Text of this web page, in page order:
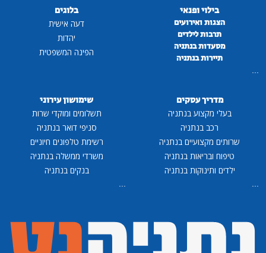
בילוי ופנאי
הצגות ואירועים
תרבות לילדים
מסעדות בנתניה
תיירות בנתניה
בלוגים
דעה אישית
יהדות
הפינה המשפטית
מדריך עסקים
בעלי מקצוע בנתניה
רכב בנתניה
שרותים מקצועיים בנתניה
טיפוח ובריאות בנתניה
ילדים ותינוקות בנתניה
שימושון עירוני
תשלומים ומוקדי שרות
סניפי דואר בנתניה
רשימת טלפונים חיוניים
משרדי ממשלה בנתניה
בנקים בנתניה